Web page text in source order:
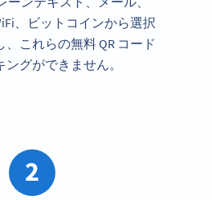
、ビットコインから選択
これらの無料 QR コード
グができません。
2